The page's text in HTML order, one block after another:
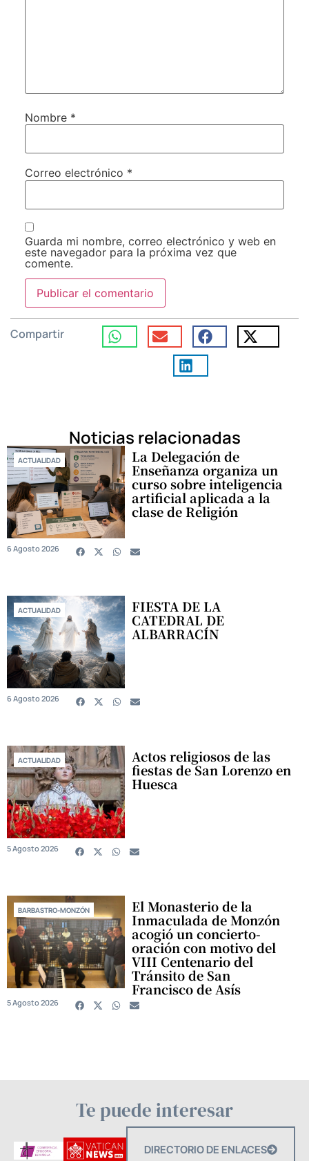
Nombre *
Correo electrónico *
Guarda mi nombre, correo electrónico y web en
este navegador para la próxima vez que
comente.
Compartir
Noticias relacionadas
ACTUALIDAD La Delegación de
Enseñanza organiza un
curso sobre inteligencia
artificial aplicada a la
clase de Religión
6 Agosto 2026
ACTUALIDAD FIESTA DE LA
CATEDRAL DE
ALBARRACÍN
6 Agosto 2026
ACTUALIDAD Actos religiosos de las
fiestas de San Lorenzo en
Huesca
5 Agosto 2026
BARBASTRO-MONZÓN El Monasterio de la
Inmaculada de Monzón
acogió un concierto-
oración con motivo del
VIII Centenario del
Tránsito de San
Francisco de Asís
5 Agosto 2026
Te puede interesar
DIRECTORIO DE ENLACES